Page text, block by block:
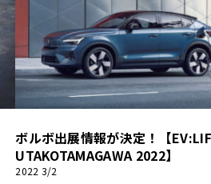
その他
ボルボ出展情報が決定！【
UTAKOTAMAGAWA 2022】
2022 3/2